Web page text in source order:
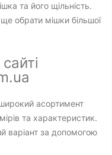
та його щільність.
обрати мішки більшої
асортимент
та характеристик.
варіант за допомогою